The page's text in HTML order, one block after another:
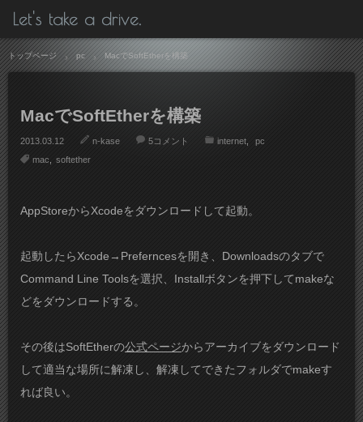
Let's take a drive.
トップページ pc MacでSoftEtherを構築
MacでSoftEtherを構築
2013.03.12 n-kase 5コメント internet
pc
mac
softether
AppStoreからXcodeをダウンロードして起動。
起動したらXcode→Preferncesを開き、Downloadsのタブで
Command Line Toolsを選択、Installボタンを押下してmakeな
どをダウンロードする。
その後はSoftEtherの公式ページからアーカイブをダウンロード
して適当な場所に解凍し、解凍してできたフォルダでmakeす
れば良い。